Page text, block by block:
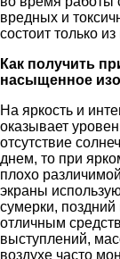
вредных и
состоит только
Как получить
насыщенное
На яркость и
оказывает
отсутствие
днем, то при
плохо
экраны
сумерки,
отличным
выступлений,
воздухе часто